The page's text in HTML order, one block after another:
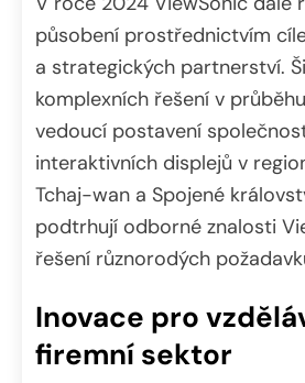
působení prostřednictvím
a strategických partnerství.
komplexních řešení v
vedoucí postavení
interaktivních displejů v
Tchaj-wan a Spojené
podtrhují odborné znalosti
řešení různorodých
Inovace pro
firemní sektor